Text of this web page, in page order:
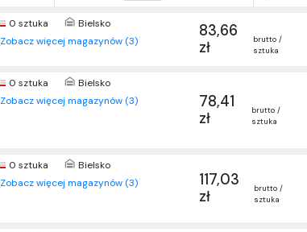
0 sztuka
Bielsko
Zobacz więcej magazynów (3)
83,66
zł
brutto /
sztuka
0 sztuka
Bielsko
Zobacz więcej magazynów (3)
78,41
zł
brutto /
sztuka
0 sztuka
Bielsko
Zobacz więcej magazynów (3)
117,03
zł
brutto /
sztuka